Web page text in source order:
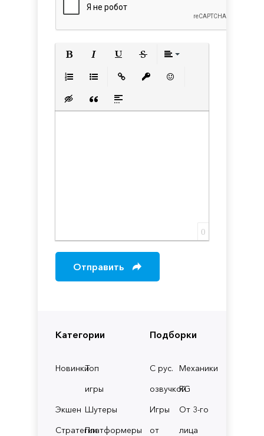
Категории
НовинкиТоп
игры
Экшен Шутеры
СтратегииПлатформеры
Подборки
С рус.
озвучкой
Механики
RG
Игры
от
От 3-го
лица
Вставка скрытого текста
Вставка цитаты
Вставка спойлера
0
Отправить